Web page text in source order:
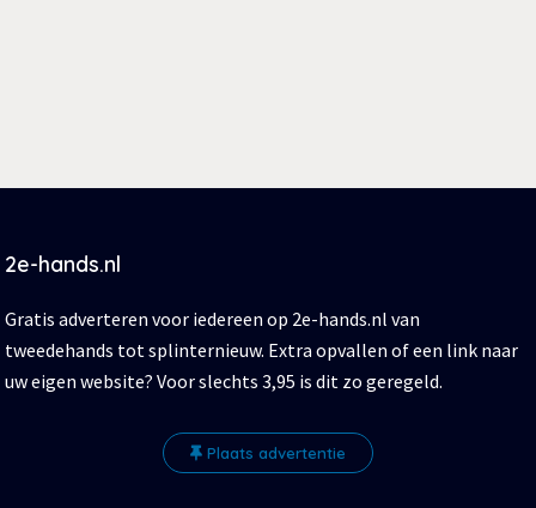
2e-hands.nl
Gratis adverteren voor iedereen op 2e-hands.nl van
tweedehands tot splinternieuw. Extra opvallen of een link naar
uw eigen website? Voor slechts 3,95 is dit zo geregeld.
Plaats advertentie